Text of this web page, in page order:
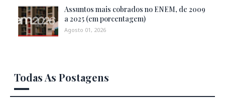
Assuntos mais cobrados no ENEM, de 2009
a 2025 (em porcentagem)
Agosto 01, 2026
Todas As Postagens